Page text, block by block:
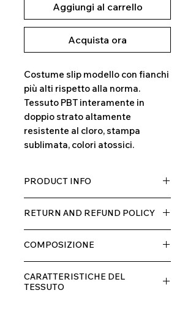
Aggiungi al carrello
Acquista ora
Costume slip modello con fianchi
più alti rispetto alla norma.
Tessuto PBT interamente in
doppio strato altamente
resistente al cloro, stampa
sublimata, colori atossici.
PRODUCT INFO
di elastane, molto comodo per chi lo
indossa grazia alla sua elastcità, in
doppio strato con fodera.
RETURN AND REFUND POLICY
entro 10 giorni dal ricevimento,
rimborseremo il cliente, escluse le
spese di spedizione, non appena
riceveremo la merce resa ed
COMPOSIZIONE
20% ELASTANE
CARATTERISTICHE DEL
TESSUTO